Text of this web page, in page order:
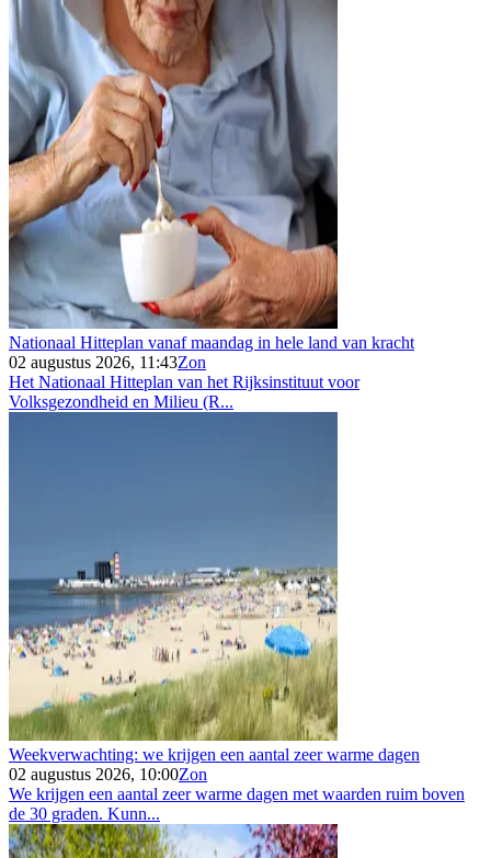
Nationaal Hitteplan vanaf maandag in hele land van kracht
02 augustus 2026, 11:43Zon
Het Nationaal Hitteplan van het Rijksinstituut voor
Volksgezondheid en Milieu (R...
Weekverwachting: we krijgen een aantal zeer warme dagen
02 augustus 2026, 10:00Zon
We krijgen een aantal zeer warme dagen met waarden ruim boven
de 30 graden. Kunn...